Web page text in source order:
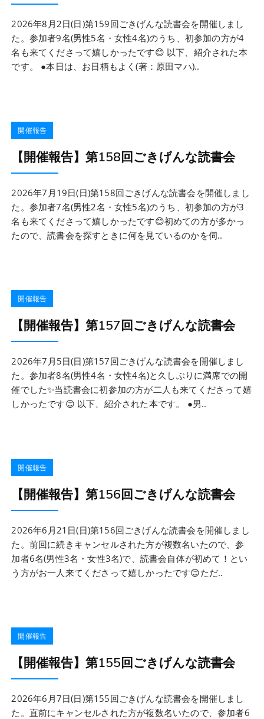
2026年8月2日(日)第159回ごきげんな読書会を開催しまし
た。参加者9名(男性5名・女性4名)のうち、初参加の方が4
名も来てくださって嬉しかったです😊 以下、紹介された本
です。 ●本日は、お日柄もよく(著：原田マハ)..
開催報告
【開催報告】第158回ごきげんな読書会
2026年7月19日(日)第158回ごきげんな読書会を開催しまし
た。参加者7名(男性2名・女性5名)のうち、初参加の方が3
名も来てくださって嬉しかったです😊初めての方が多かっ
たので、読書会を探すときに何を見ているのかを伺..
開催報告
【開催報告】第157回ごきげんな読書会
2026年7月5日(日)第157回ごきげんな読書会を開催しまし
た。参加者8名(男性4名・女性4名)と久しぶりに満席での開
催でした✨当読書会に初参加の方が二人も来てくださって嬉
しかったです😊 以下、紹介された本です。 ●男..
開催報告
【開催報告】第156回ごきげんな読書会
2026年6月21日(日)第156回ごきげんな読書会を開催しまし
た。前回に続きキャンセルされた方が複数名いたので、参
加者6名(男性3名・女性3名)で、読書会自体が初めて！とい
う方がお一人来てくださって嬉しかったです😊ただ..
開催報告
【開催報告】第155回ごきげんな読書会
2026年6月7日(日)第155回ごきげんな読書会を開催しまし
た。直前にキャンセルされた方が複数名いたので、参加者6